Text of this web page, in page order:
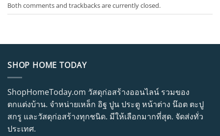
Both comments and trackbacks are currently closed.
SHOP HOME TODAY
ShopHomeToday.om วัสดุก่อสร้างออนไลน์ รวมของ
ตกแต่งบ้าน. จำหน่ายเหล็ก อิฐ ปูน ประตู หน้าต่าง น๊อต ตะปู
สกรู และวัสดุก่อสร้างทุกชนิด. มีให้เลือกมากที่สุด. จัดส่งทั่ว
ประเทศ.